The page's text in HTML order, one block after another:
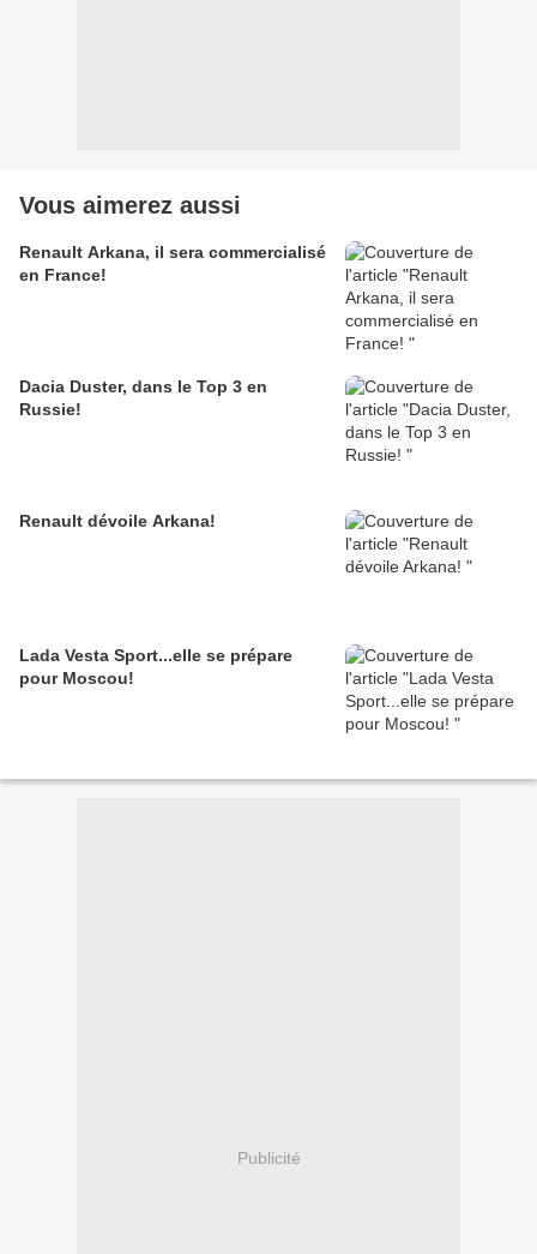
Vous aimerez aussi
Renault Arkana, il sera commercialisé
en France!
Dacia Duster, dans le Top 3 en
Russie!
Renault dévoile Arkana!
Lada Vesta Sport...elle se prépare
pour Moscou!
Publicité